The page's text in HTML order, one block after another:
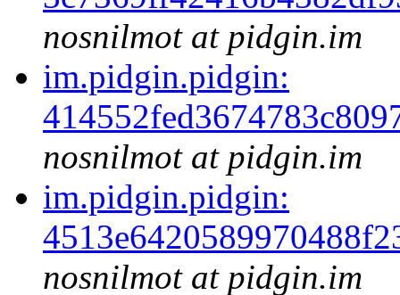
nosnilmot at pidgin.im
im.pidgin.pidgin:
nosnilmot at pidgin.im
im.pidgin.pidgin:
nosnilmot at pidgin.im